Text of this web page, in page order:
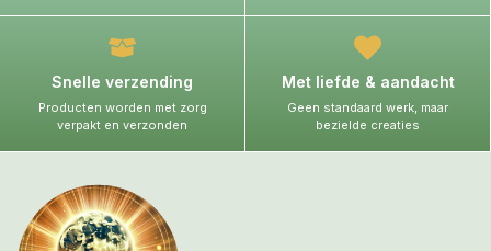
Snelle verzending
Producten worden met zorg
verpakt en verzonden
Met liefde & aandacht
Geen standaard werk, maar
bezielde creaties